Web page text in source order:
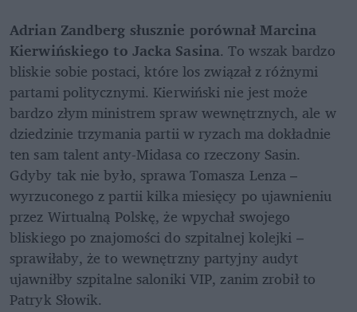
Adrian Zandberg słusznie porównał Marcina
Kierwińskiego to Jacka Sasina. To wszak bardzo
bliskie sobie postaci, które los związał z różnymi
partami politycznymi. Kierwiński nie jest może
bardzo złym ministrem spraw wewnętrznych, ale w
dziedzinie trzymania partii w ryzach ma dokładnie
ten sam talent anty-Midasa co rzeczony Sasin.
Gdyby tak nie było, sprawa Tomasza Lenza –
wyrzuconego z partii kilka miesięcy po ujawnieniu
przez Wirtualną Polskę, że wpychał swojego
bliskiego po znajomości do szpitalnej kolejki –
sprawiłaby, że to wewnętrzny partyjny audyt
ujawniłby szpitalne saloniki VIP, zanim zrobił to
Patryk Słowik.